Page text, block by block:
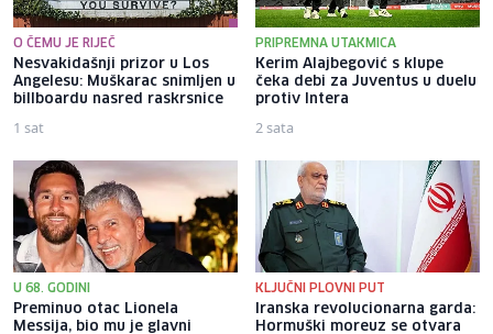
O ČEMU JE RIJEČ
Nesvakidašnji prizor u Los
Angelesu: Muškarac snimljen u
billboardu nasred raskrsnice
1 sat
PRIPREMNA UTAKMICA
Kerim Alajbegović s klupe
čeka debi za Juventus u duelu
protiv Intera
2 sata
U 68. GODINI
Preminuo otac Lionela
Messija, bio mu je glavni
KLJUČNI PLOVNI PUT
Iranska revolucionarna garda:
Hormuški moreuz se otvara